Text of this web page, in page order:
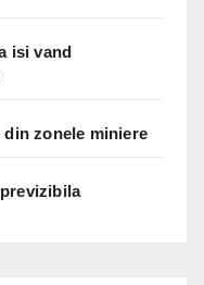
isi vand
zonele miniere